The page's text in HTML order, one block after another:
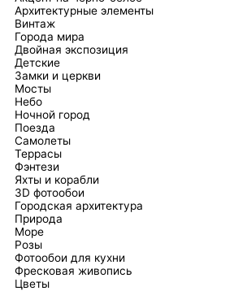
Архитектурные элементы
Винтаж
Города мира
Двойная экспозиция
Детские
Замки и церкви
Мосты
Небо
Ночной город
Поезда
Самолеты
Террасы
Фэнтези
Яхты и корабли
3D фотообои
Городская архитектура
Природа
Море
Розы
Фотообои для кухни
Фресковая живопись
Цветы